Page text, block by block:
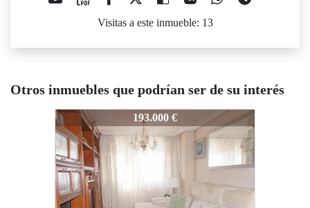
Visitas a este inmueble: 13
Otros inmuebles que podrían ser de su interés
193.000 € 828-26
828-26 280.000 €